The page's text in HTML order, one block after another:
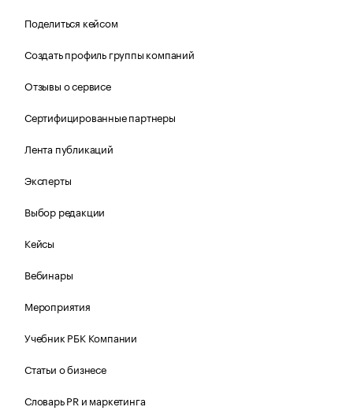
Поделиться кейсом
Создать профиль группы компаний
Отзывы о сервисе
Сертифицированные партнеры
Лента публикаций
Эксперты
Выбор редакции
Кейсы
Вебинары
Мероприятия
Учебник РБК Компании
Статьи о бизнесе
Словарь PR и маркетинга